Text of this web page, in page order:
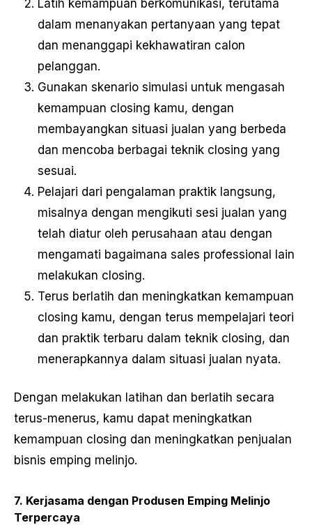
Latih kemampuan berkomunikasi, terutama
dalam menanyakan pertanyaan yang tepat
dan menanggapi kekhawatiran calon
pelanggan.
Gunakan skenario simulasi untuk mengasah
kemampuan closing kamu, dengan
membayangkan situasi jualan yang berbeda
dan mencoba berbagai teknik closing yang
sesuai.
Pelajari dari pengalaman praktik langsung,
misalnya dengan mengikuti sesi jualan yang
telah diatur oleh perusahaan atau dengan
mengamati bagaimana sales professional lain
melakukan closing.
Terus berlatih dan meningkatkan kemampuan
closing kamu, dengan terus mempelajari teori
dan praktik terbaru dalam teknik closing, dan
menerapkannya dalam situasi jualan nyata.
Dengan melakukan latihan dan berlatih secara
terus-menerus, kamu dapat meningkatkan
kemampuan closing dan meningkatkan penjualan
bisnis emping melinjo.
7. Kerjasama dengan Produsen Emping Melinjo
Terpercaya